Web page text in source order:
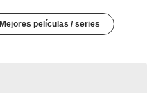
Mejores películas / series